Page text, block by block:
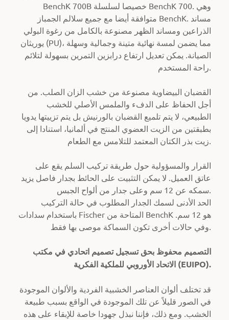
BenchK 700B خصيصا لسلسلة BenchK 700. وهي
متوافقة أيضا مع جميع سلالم الجمباز BenchK. مساند
الذراعين ومساند الظهر مصنوعة بالكامل من رغوة البولي
يوريثان (PU)، مما يضمن لمسة نهائية متينة وجمالية وسهلة
الصيانة. يمكن تعديل ارتفاع درابزين التمرين بسهولة لتلائم
راحة المستخدم.
القضبان البيضاوية مصنوعة من خشب الزان الصلب. من
أجل الحفاظ على الدفء والملمس الأصلي للخشب
الطبيعي، لا يتم تلميع القضبان بالورنيش بل يتم تزييتها يدويا
بطبقتين من الزيت العضوي المنتج في ألمانيا، استنادا إلى
زيت بذر الكتان المعتمد للتلامس مع الطعام.
القرار والمسؤولية حول طريقة تركيب السلم يقع على
عاتق العميل. لا يمكن التثبيت على الحائط بجدار فاصل يزيد
سمكه عن 12 سم وعلى جدار من ألواح الجبس.
الحد الأدنى لسمك الجدار المطلوب في حالة التركيب
باستخدام سدادات Fischer المتاحة من BenchK هو 12 سم.
وفي حالات أخرى تكون السماكة موصى بها فقط.
التصميم محفوظ بحق تسجيل تصميم اتحادي في مكتب
الاتحاد الأوروبي للملكية الفكرية (EUIPO).
قد تختلف ألوان العناصر الخشبية الفردية والألوان الموجودة
في الصور قليلاً عن تلك الموجودة في الواقع بسبب طبيعة
الخشب. ومع ذلك، فإننا نبذل جهودا خاصة للإبقاء على هذه